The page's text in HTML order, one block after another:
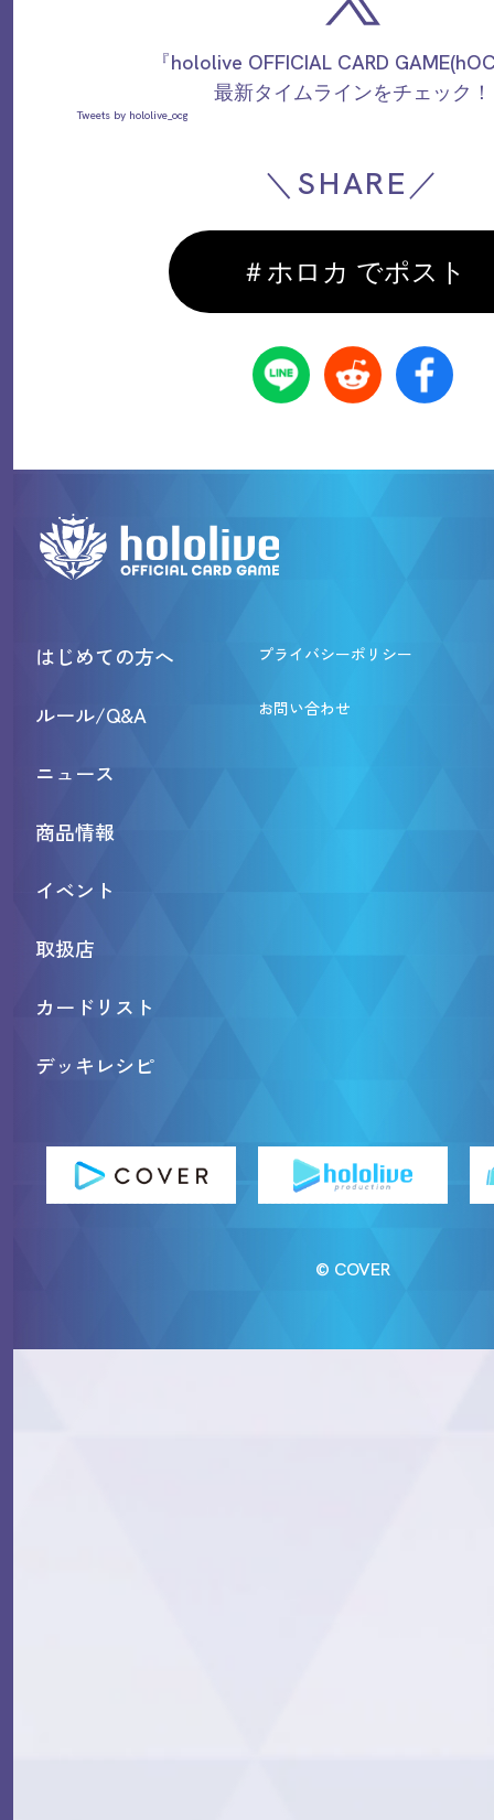
『hololive OFFICIAL CARD
最新タイムラインをチェック！
Tweets by hololive_ocg
＼SHARE／
＃ホロカ でポスト
はじめての方へ
ルール/Q&A
ニュース
商品情報
イベント
取扱店
カードリスト
デッキレシピ
プライバシーポリシー
お問い合わせ
© COVER